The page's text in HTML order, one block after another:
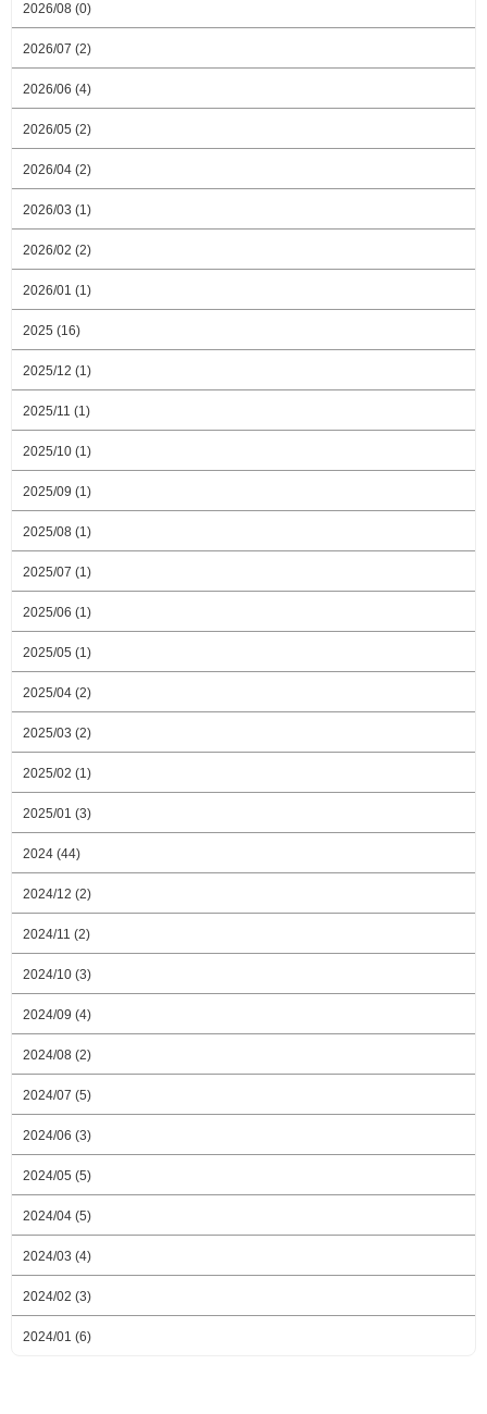
2026/08 (0)
2026/07 (2)
2026/06 (4)
2026/05 (2)
2026/04 (2)
2026/03 (1)
2026/02 (2)
2026/01 (1)
2025 (16)
2025/12 (1)
2025/11 (1)
2025/10 (1)
2025/09 (1)
2025/08 (1)
2025/07 (1)
2025/06 (1)
2025/05 (1)
2025/04 (2)
2025/03 (2)
2025/02 (1)
2025/01 (3)
2024 (44)
2024/12 (2)
2024/11 (2)
2024/10 (3)
2024/09 (4)
2024/08 (2)
2024/07 (5)
2024/06 (3)
2024/05 (5)
2024/04 (5)
2024/03 (4)
2024/02 (3)
2024/01 (6)